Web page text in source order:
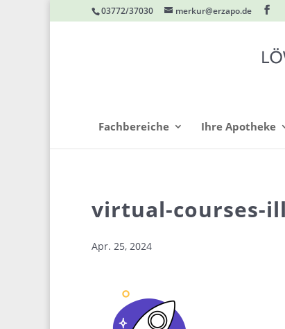
03772/37030 merkur@erzapo.de
Fachbereiche Ihre Apotheke
virtual-courses-
Apr. 25, 2024